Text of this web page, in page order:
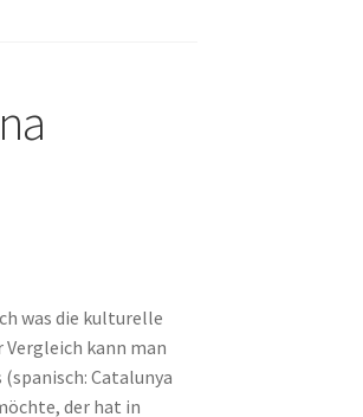
was die kulturelle
kann man
Catalunya
der hat in